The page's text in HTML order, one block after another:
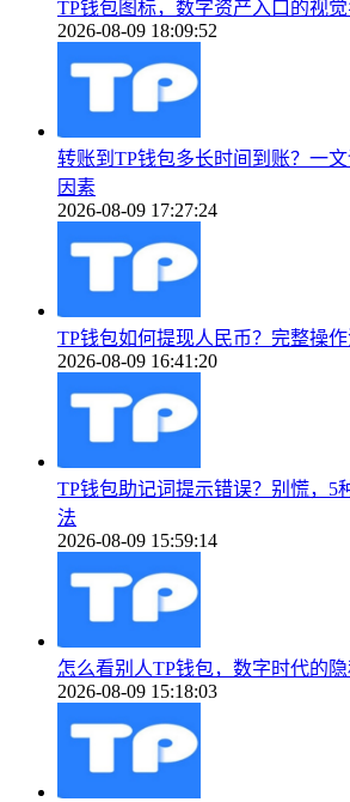
TP钱包图标，数字资产入口的视
2026-08-09 18:09:52
转账到TP钱包多长时间到账？一
因素
2026-08-09 17:27:24
TP钱包如何提现人民币？完整操
2026-08-09 16:41:20
TP钱包助记词提示错误？别慌，5
法
2026-08-09 15:59:14
怎么看别人TP钱包，数字时代的
2026-08-09 15:18:03